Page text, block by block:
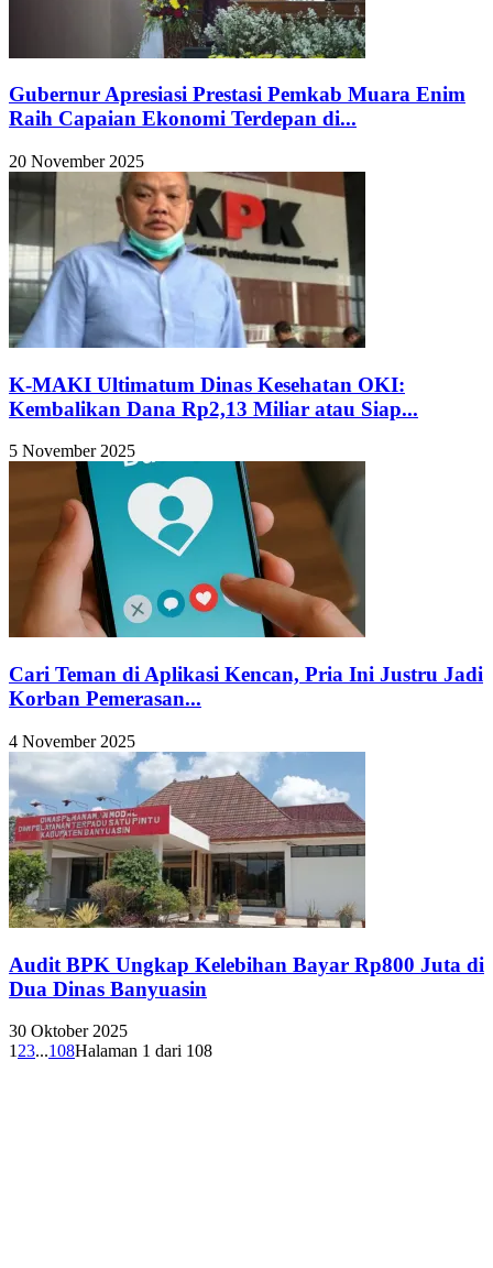
Gubernur Apresiasi Prestasi Pemkab Muara Enim
Raih Capaian Ekonomi Terdepan di...
20 November 2025
K-MAKI Ultimatum Dinas Kesehatan OKI:
Kembalikan Dana Rp2,13 Miliar atau Siap...
5 November 2025
Cari Teman di Aplikasi Kencan, Pria Ini Justru Jadi
Korban Pemerasan...
4 November 2025
Audit BPK Ungkap Kelebihan Bayar Rp800 Juta di
Dua Dinas Banyuasin
30 Oktober 2025
1 23...108Halaman 1 dari 108